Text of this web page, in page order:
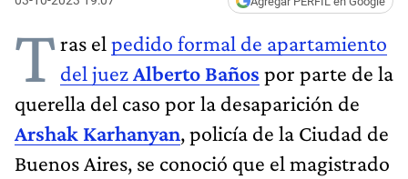
Tras el pedido formal de apartamiento
del juezAlberto Baños por parte de la
querella del caso por la desaparición de
Arshak Karhanyan, policía de la Ciudad de
Buenos Aires, se conoció que el magistrado